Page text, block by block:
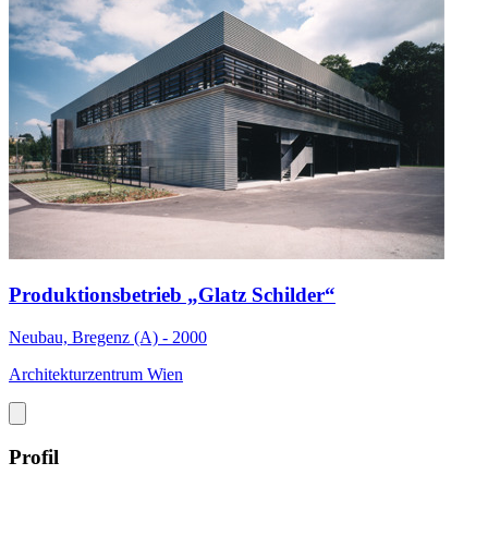
Produktionsbetrieb „Glatz Schilder“
Neubau, Bregenz (A) - 2000
Architekturzentrum Wien
Profil